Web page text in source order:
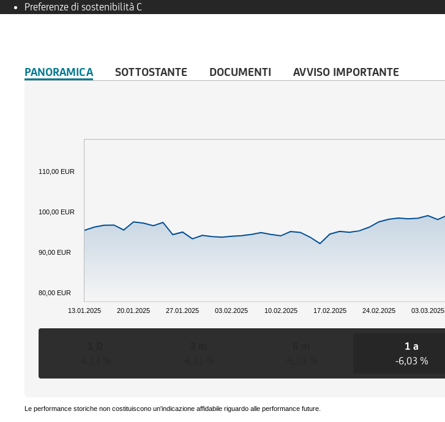
Preferenze di sostenibilità C
PANORAMICA SOTTOSTANTE DOCUMENTI AVVISO IMPORTANTE
13.01.2025 20.01.2025 27.01.2025 03.02.2025 10.02.2025 17.02.2025 24.02.2025 03.03.2025
80,00 EUR
90,00 EUR
100,00 EUR
110,00 EUR
1 a
-6,03 %
Le performance storiche non costituiscono un'indicazione affidabile riguardo alle performance future.